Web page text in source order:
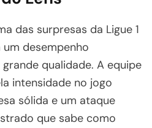
das surpresas da Ligue 1
desempenho
qualidade. A equipe
intensidade no jogo
sólida e um ataque
que sabe como